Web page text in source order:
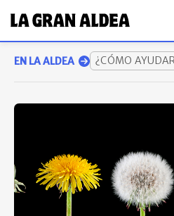
EN LA ALDEA ¿CÓMO